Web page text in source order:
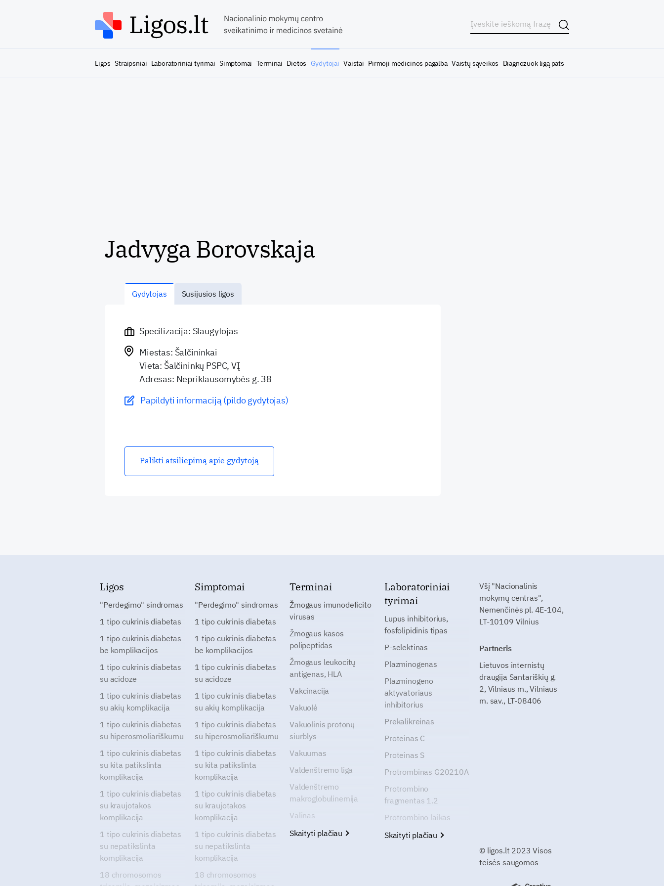
Ligos Straipsniai Laboratoriniai tyrimai Simptomai Terminai Dietos Gydytojai Vaistai Pirmoji medicinos pagalba Vaistų sąveikos Diagnozuok ligą pats
Jadvyga Borovskaja
Gydytojas Susijusios ligos
Specilizacija: Slaugytojas
Miestas: Šalčininkai
Vieta: Šalčininkų PSPC, VĮ
Adresas: Nepriklausomybės g. 38
Papildyti informaciją (pildo gydytojas)
Palikti atsiliepimą apie gydytoją
Ligos
"Perdegimo" sindromas
1 tipo cukrinis diabetas
1 tipo cukrinis diabetas
be komplikacijos
1 tipo cukrinis diabetas
su acidoze
1 tipo cukrinis diabetas
su akių komplikacija
1 tipo cukrinis diabetas
su hiperosmoliariškumu
1 tipo cukrinis diabetas
su kita patikslinta
komplikacija
1 tipo cukrinis diabetas
su kraujotakos
komplikacija
1 tipo cukrinis diabetas
su nepatikslinta
komplikacija
18 chromosomos
Simptomai
"Perdegimo" sindromas
1 tipo cukrinis diabetas
1 tipo cukrinis diabetas
be komplikacijos
1 tipo cukrinis diabetas
su acidoze
1 tipo cukrinis diabetas
su akių komplikacija
1 tipo cukrinis diabetas
su hiperosmoliariškumu
1 tipo cukrinis diabetas
su kita patikslinta
komplikacija
1 tipo cukrinis diabetas
su kraujotakos
komplikacija
1 tipo cukrinis diabetas
su nepatikslinta
komplikacija
18 chromosomos
Terminai
Žmogaus imunodeficito
virusas
Žmogaus kasos
polipeptidas
Žmogaus leukocitų
antigenas, HLA
Vakcinacija
Vakuolė
Vakuolinis protonų
siurblys
Vakuumas
Valdenštremo liga
Valdenštremo
makroglobulinemija
Valinas
Skaityti plačiau
Laboratoriniai
tyrimai
Lupus inhibitorius,
fosfolipidinis tipas
P-selektinas
Plazminogenas
Plazminogeno
aktyvatoriaus
inhibitorius
Prekalikreinas
Proteinas C
Proteinas S
Protrombinas G20210A
Protrombino
fragmentas 1.2
Protrombino laikas
Skaityti plačiau
Všį "Nacionalinis
mokymų centras",
Nemenčinės pl. 4E-104,
LT-10109 Vilnius
Partneris
Lietuvos internistų
draugija Santariškių g.
2, Vilniaus m., Vilniaus
m. sav., LT-08406
© ligos.lt 2023 Visos
teisės saugomos